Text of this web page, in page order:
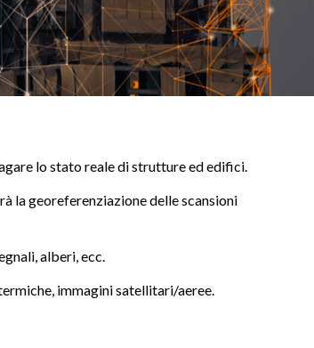
lo stato reale di strutture ed edifici.
la georeferenziazione delle scansioni
alberi, ecc.
immagini satellitari/aeree.